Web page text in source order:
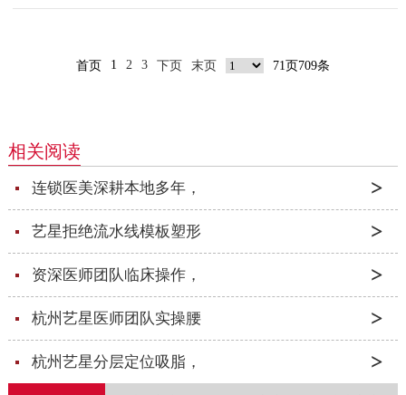
首页 1 2 3 下页 末页 71页709条
相关阅读
连锁医美深耕本地多年，
艺星拒绝流水线模板塑形
资深医师团队临床操作，
杭州艺星医师团队实操腰
杭州艺星分层定位吸脂，